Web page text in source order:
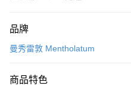
POYA支付
超商取貨付款
品牌
曼秀雷敦 Mentholatum
商品特色